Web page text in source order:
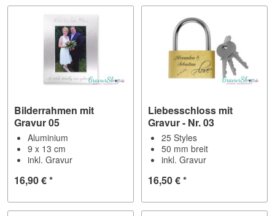
Bilderrahmen mit
Gravur 05
Aluminium
9 x 13 cm
inkl. Gravur
16,90 € *
Liebesschloss mit
Gravur - Nr. 03
25 Styles
50 mm breit
inkl. Gravur
16,50 € *